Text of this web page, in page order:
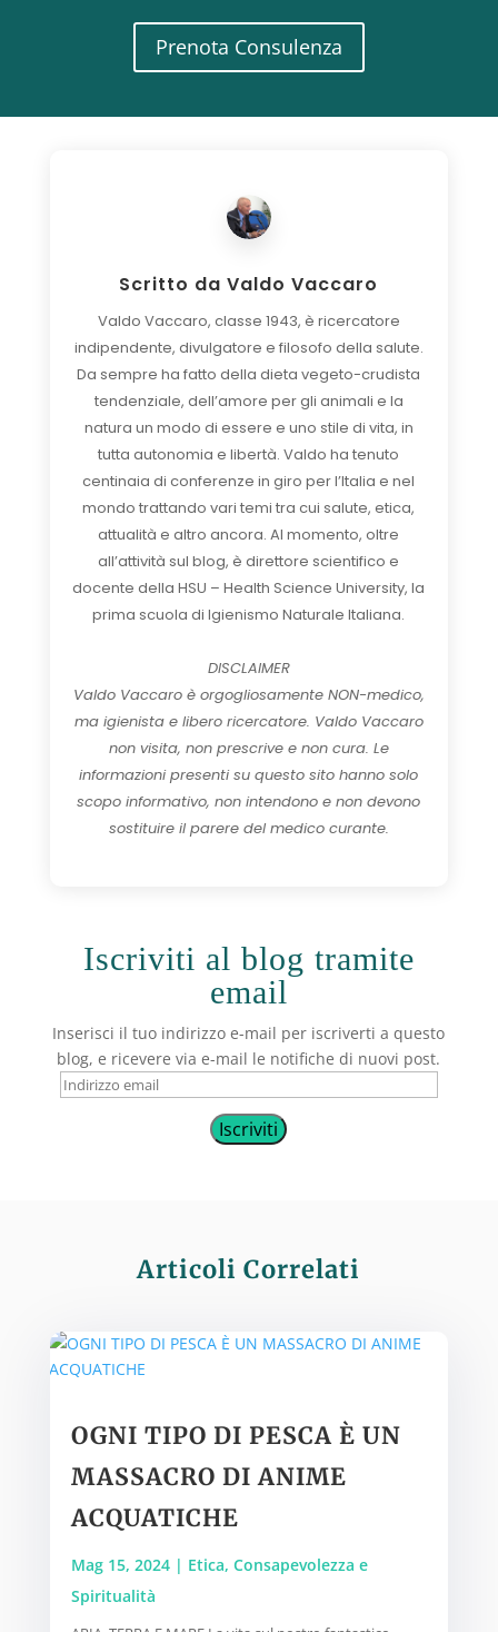
Prenota Consulenza
Scritto daValdo Vaccaro
Valdo Vaccaro, classe 1943, è ricercatore
indipendente, divulgatore e filosofo della salute.
Da sempre ha fatto della dieta vegeto-crudista
tendenziale, dell’amore per gli animali e la
natura un modo di essere e uno stile di vita, in
tutta autonomia e libertà. Valdo ha tenuto
centinaia di conferenze in giro per l’Italia e nel
mondo trattando vari temi tra cui salute, etica,
attualità e altro ancora. Al momento, oltre
all’attività sul blog, è direttore scientifico e
docente della HSU – Health Science University, la
prima scuola di Igienismo Naturale Italiana.
DISCLAIMER
Valdo Vaccaro è orgogliosamente NON-medico,
ma igienista e libero ricercatore. Valdo Vaccaro
non visita, non prescrive e non cura. Le
informazioni presenti su questo sito hanno solo
scopo informativo, non intendono e non devono
sostituire il parere del medico curante.
Iscriviti al blog tramite
email
Inserisci il tuo indirizzo e-mail per iscriverti a questo
blog, e ricevere via e-mail le notifiche di nuovi post.
Indirizzo
Iscriviti
Articoli Correlati
OGNI TIPO DI PESCA È UN
MASSACRO DI ANIME
ACQUATICHE
Mag 15, 2024| Etica, Consapevolezza e
Spiritualità